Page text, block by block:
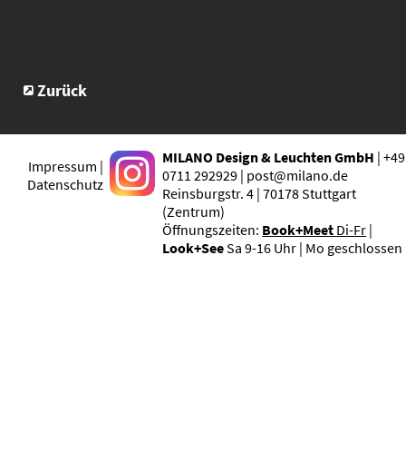
Zurück
Impressum |
Datenschutz
MILANO Design & Leuchten GmbH | +49
0711 292929 | post@milano.de
Reinsburgstr. 4 | 70178 Stuttgart
(Zentrum)
Öffnungszeiten: Book+Meet Di-Fr |
Look+SeeSa 9-16 Uhr | Mo geschlossen